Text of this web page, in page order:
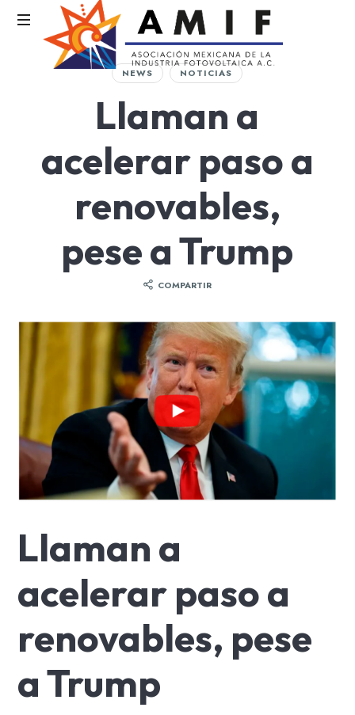
AMIF
Fotovoltaica
NEWS NOTICIAS
Llaman a
acelerar paso a
renovables,
pese a Trump
COMPARTIR
Llaman a
acelerar paso a
renovables, pese
a Trump